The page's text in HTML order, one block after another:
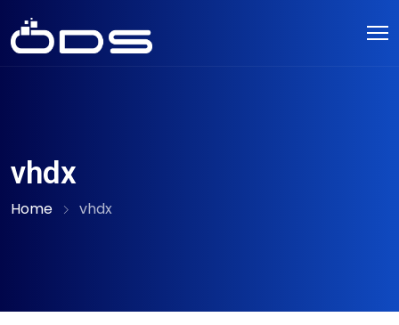
vhdx
Home vhdx